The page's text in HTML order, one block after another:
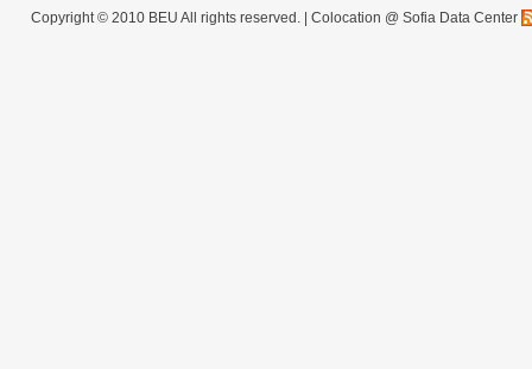
Copyright © 2010 BEU All rights reserved. | Colocation @ Sofia Data Center